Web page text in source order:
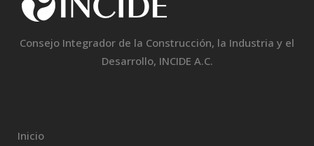
Consejo Integrador de la Construcción, la Industria y el
Desarrollo, INCIDE A.C.
Inicio